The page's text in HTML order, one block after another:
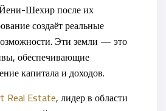
Шехир после их
создаёт реальные
Эти земли — это
обеспечивающие
капитала и доходов.
Real Estate, лидер в области